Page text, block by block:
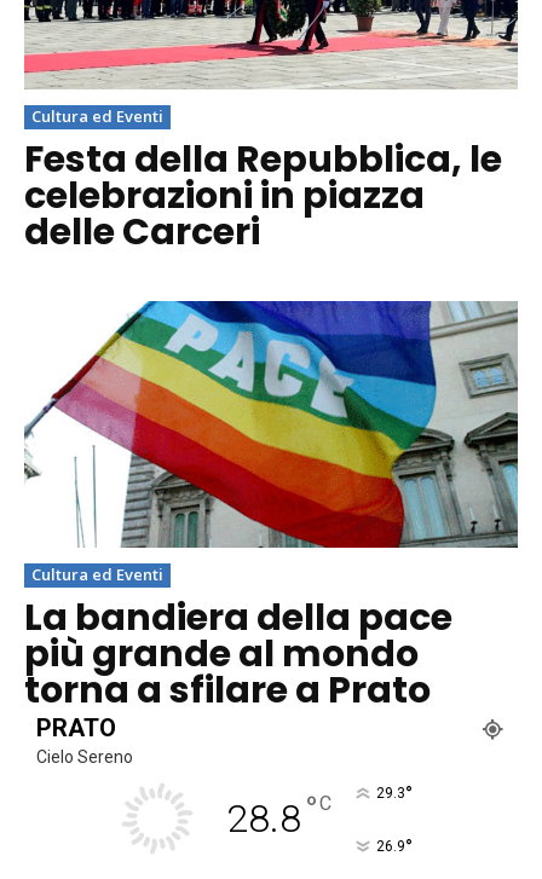
Cultura ed Eventi
Festa della Repubblica, le
celebrazioni in piazza
delle Carceri
Cultura ed Eventi
La bandiera della pace
più grande al mondo
torna a sfilare a Prato
PRATO
Cielo Sereno
28.8°C 29.3°
26.9°